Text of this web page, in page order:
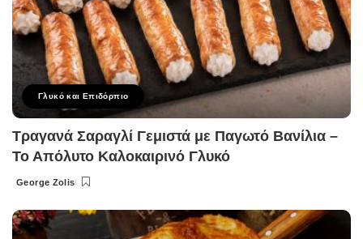
Γλυκό και Επιδόρπιο
Τραγανά Σαραγλί Γεμιστά με Παγωτό Βανίλια –
Το Απόλυτο Καλοκαιρινό Γλυκό
Posted
George Zolis